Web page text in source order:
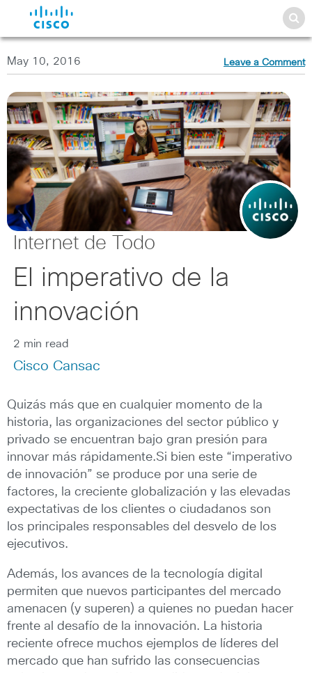
May 10, 2016 Leave a Comment
Internet de Todo
El imperativo de la
innovación
2 min read
Cisco Cansac
Quizás más que en cualquier momento de la
historia, las organizaciones del sector público y
privado se encuentran bajo gran presión para
innovar más rápidamente.Si bien este “imperativo
de innovación” se produce por una serie de
factores, la creciente globalización y las elevadas
expectativas de los clientes o ciudadanos son
los principales responsables del desvelo de los
ejecutivos.
Además, los avances de la tecnología digital
permiten que nuevos participantes del mercado
amenacen (y superen) a quienes no puedan hacer
frente al desafío de la innovación. La historia
reciente ofrece muchos ejemplos de líderes del
mercado que han sufrido las consecuencias